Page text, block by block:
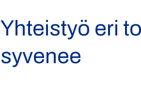
Yhteistyö eri
syvenee